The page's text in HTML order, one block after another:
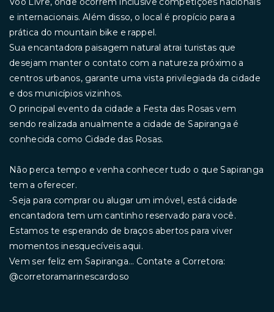
e internacionais. Além disso, o local é propício para a
prática do mountain bike e rappel.
Sua encantadora paisagem natural atrai turistas que
desejam manter o contato com a natureza próximo a
centros urbanos, garante uma vista privilegiada da cidade
e dos municípios vizinhos.
O principal evento da cidade a Festa das Rosas vem
sendo realizada anualmente a cidade de Sapiranga é
conhecida como Cidade das Rosas.
Não perca tempo e venha conhecer tudo o que Sapiranga
tem a oferecer.
-Seja para comprar ou alugar um imóvel, está cidade
encantadora tem um cantinho reservado para você.
Estamos te esperando de braços abertos para viver
momentos inesquecíveis aqui.
Vem ser feliz em Sapiranga... Contate a Corretora:
@corretoramarinescardoso